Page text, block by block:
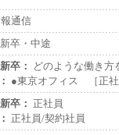
はJTBキャリアサイトよ
ジタルイノベーション(
月給224,500～242,600
はJTBキャリアサイトよ
社員コース＞
ビジネストランスフォ
約職 月給185,000～
はJTBキャリアサイトよ
通信
卒・中途
卒：
どのような働き
●東京オフィス ［正
卒： 正社員
正社員/契約社員